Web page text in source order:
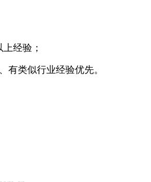
经验；
有类似行业经验优先。